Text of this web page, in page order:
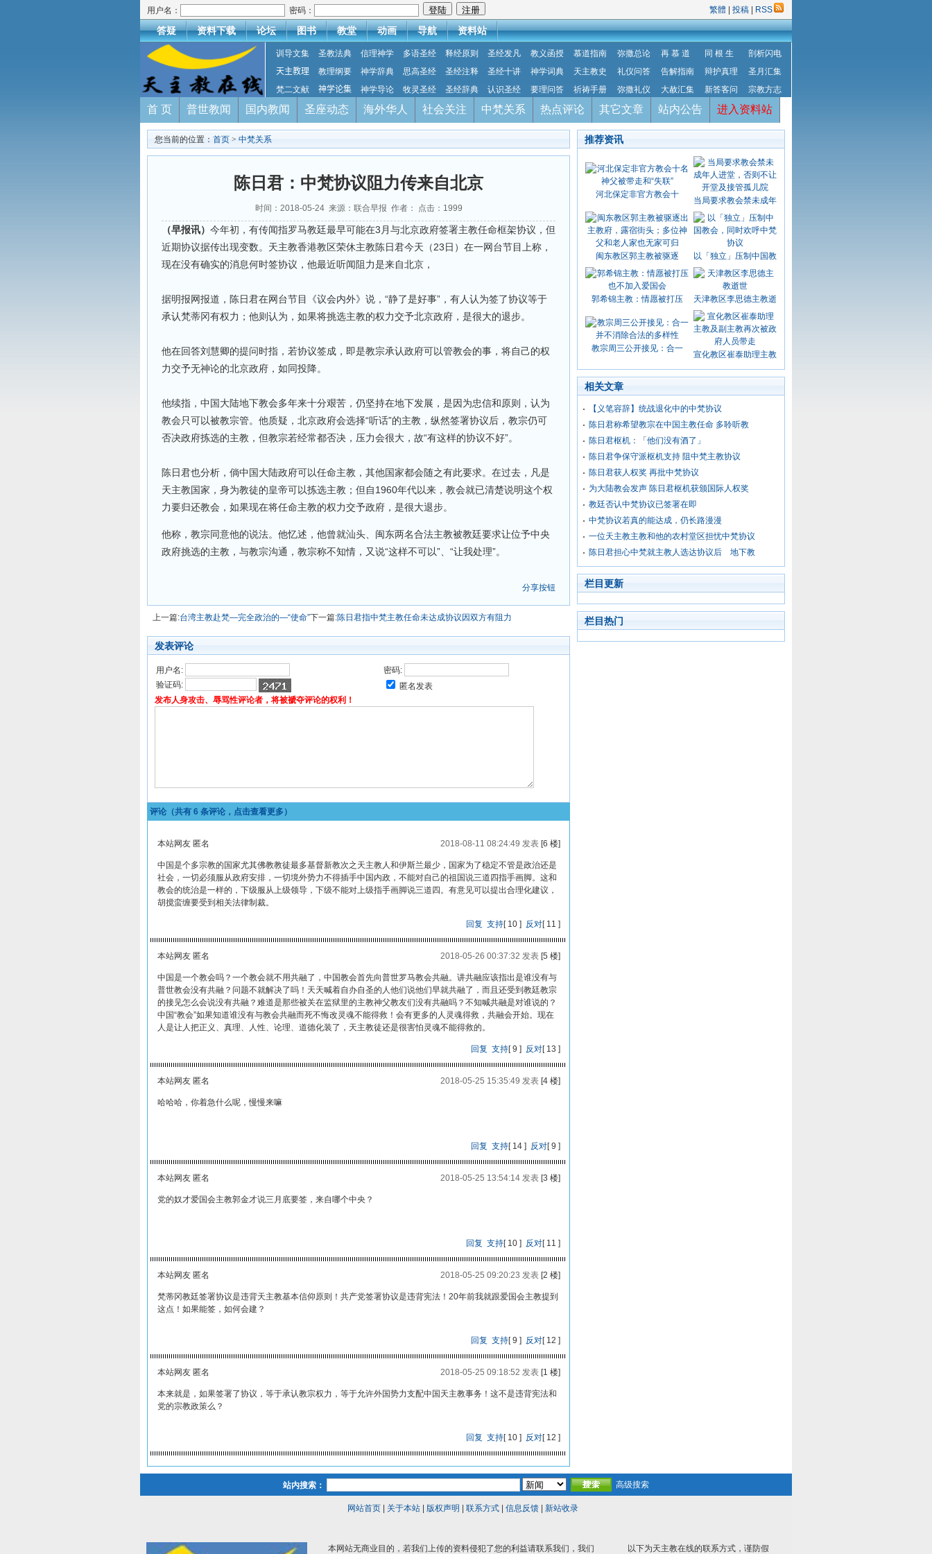
用户名： 密码： 繁體 投稿 RSS
答疑 资料下载 论坛 图书 教堂 动画 导航 资料站
训导文集 圣教法典 信理神学 多语圣经 释经原则 圣经发凡 教义函授 慕道指南 弥撒总论 再 慕 道 同 根 生
剖析闪电
天主教理
教理纲要 神学辞典 思高圣经 圣经注释 圣经十讲 神学词典 天主教史 礼仪问答 告解指南 辩护真理
圣月汇集
梵二文献
神学论集 神学导论 牧灵圣经 圣经辞典 认识圣经 要理问答 祈祷手册 弥撒礼仪 大赦汇集 新答客问 宗教方志
首 页 普世教闻 国内教闻 圣座动态 海外华人 社会关注 中梵关系 热点评论 其它文章 站内公告 进入资料站
您当前的位置： 首页 > 中梵关系
陈日君：中梵协议阻力传来自北京
时间：2018-05-24 来源：联合早报 作者： 点击： 1999
（早报讯） 今年初，有传闻指罗马教廷最早可能在3月与北京政府签署主教任命框架协议，但
近期协议据传出现变数。天主教香港教区荣休主教陈日君今天（23日）在一网台节目上称，
现在没有确实的消息何时签协议，他最近听闻阻力是来自北京，
据明报网报道，陈日君在网台节目《议会内外》说，“静了是好事”，有人认为签了协议等于
承认梵蒂冈有权力；他则认为，如果将挑选主教的权力交予北京政府，是很大的退步。
他在回答刘慧卿的提问时指，若协议签成，即是教宗承认政府可以管教会的事，将自己的权
力交予无神论的北京政府，如同投降。
他续指，中国大陆地下教会多年来十分艰苦，仍坚持在地下发展，是因为忠信和原则，认为
教会只可以被教宗管。他质疑，北京政府会选择“听话”的主教，纵然签署协议后，教宗仍可
否决政府拣选的主教，但教宗若经常都否决，压力会很大，故“有这样的协议不好”。
陈日君也分析，倘中国大陆政府可以任命主教，其他国家都会随之有此要求。在过去，凡是
天主教国家，身为教徒的皇帝可以拣选主教；但自1960年代以来，教会就已清楚说明这个权
力要归还教会，如果现在将任命主教的权力交予政府，是很大退步。
他称，教宗同意他的说法。他忆述，他曾就汕头、闽东两名合法主教被教廷要求让位予中央
政府挑选的主教，与教宗沟通，教宗称不知情，又说“这样不可以”、“让我处理”。
分享按钮
上一篇:台湾主教赴梵—完全政治的—“使命”下一篇:陈日君指中梵主教任命未达成协议因双方有阻力
发表评论
用户名:
密码:
验证码:
匿名发表
发布人身攻击、辱骂性评论者，将被褫夺评论的权利！
评论（共有 6 条评论，点击查看更多）
本站网友 匿名 2018-08-11 08:24:49 发表[6 楼]
中国是个多宗教的国家尤其佛教教徒最多基督新教次之天主教人和伊斯兰最少，国家为了稳定不管是政治还是
社会，一切必须服从政府安排，一切境外势力不得插手中国内政，不能对自己的祖国说三道四指手画脚。这和
教会的统治是一样的，下级服从上级领导，下级不能对上级指手画脚说三道四。有意见可以提出合理化建议，
胡搅蛮缠要受到相关法律制裁。
回复 支持[10 ] 反对[11 ]
本站网友 匿名 2018-05-26 00:37:32 发表[5 楼]
中国是一个教会吗？一个教会就不用共融了，中国教会首先向普世罗马教会共融。讲共融应该指出是谁没有与
普世教会没有共融？问题不就解决了吗！天天喊着自办自圣的人他们说他们早就共融了，而且还受到教廷教宗
的接见怎么会说没有共融？难道是那些被关在监狱里的主教神父教友们没有共融吗？不知喊共融是对谁说的？
中国“教会”如果知道谁没有与教会共融而死不悔改灵魂不能得救！会有更多的人灵魂得救，共融会开始。现在
人是让人把正义、真理、人性、论理、道德化装了，天主教徒还是很害怕灵魂不能得救的。
回复 支持[9 ] 反对[13 ]
本站网友 匿名 2018-05-25 15:35:49 发表[4 楼]
哈哈哈，你着急什么呢，慢慢来嘛
回复 支持[14 ] 反对[9 ]
本站网友 匿名 2018-05-25 13:54:14 发表[3 楼]
党的奴才爱国会主教郭金才说三月底要签，来自哪个中央？
回复 支持[10 ] 反对[11 ]
本站网友 匿名 2018-05-25 09:20:23 发表[2 楼]
梵蒂冈教廷签署协议是违背天主教基本信仰原则！共产党签署协议是违背宪法！20年前我就跟爱国会主教提到
这点！如果能签，如何会建？
回复 支持[9 ] 反对[12 ]
本站网友 匿名 2018-05-25 09:18:52 发表[1 楼]
本来就是，如果签署了协议，等于承认教宗权力，等于允许外国势力支配中国天主教事务！这不是违背宪法和
党的宗教政策么？
回复 支持[10 ] 反对[12 ]
推荐资讯
河北保定非官方教会十
当局要求教会禁未成年
闽东教区郭主教被驱逐 以「独立」压制中国教
郭希锦主教：情愿被打压 天津教区李思德主教逝
教宗周三公开接见：合一
宣化教区崔泰助理主教
相关文章
【义笔容辞】统战退化中的中梵协议
陈日君称希望教宗在中国主教任命 多聆听教
陈日君枢机：「他们没有酒了」
陈日君争保守派枢机支持 阻中梵主教协议
陈日君获人权奖 再批中梵协议
为大陆教会发声 陈日君枢机获颁国际人权奖
教廷否认中梵协议已签署在即
中梵协议若真的能达成，仍长路漫漫
一位天主教主教和他的农村堂区担忧中梵协议
陈日君担心中梵就主教人选达协议后 地下教
栏目更新
栏目热门
站内搜索： 高级搜索
网站首页| 关于本站| 版权声明 联系方式| 信息反馈| 新站收录
本网站无商业目的，若我们上传的资料侵犯了您的利益请联系我们，我们 以下为天主教在线的联系方式，谨防假